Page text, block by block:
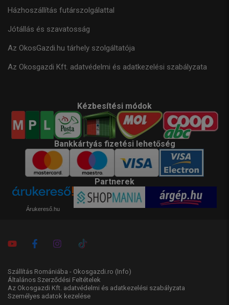
Házhoszállítás futárszolgálattal
Jótállás és szavatosság
Az OkosGazdi.hu tárhely szolgáltatója
Az Okosgazdi Kft. adatvédelmi és adatkezelési szabályzata
Kézbesítési módok
Bankkártyás fizetési lehetőség
Partnerek
Árukereső.hu
Szállítás Romániába - Okosgazdi.ro (Info)
Általános Szerződési Feltételek
Az Okosgazdi Kft. adatvédelmi és adatkezelési szabályzata
Személyes adatok kezelése